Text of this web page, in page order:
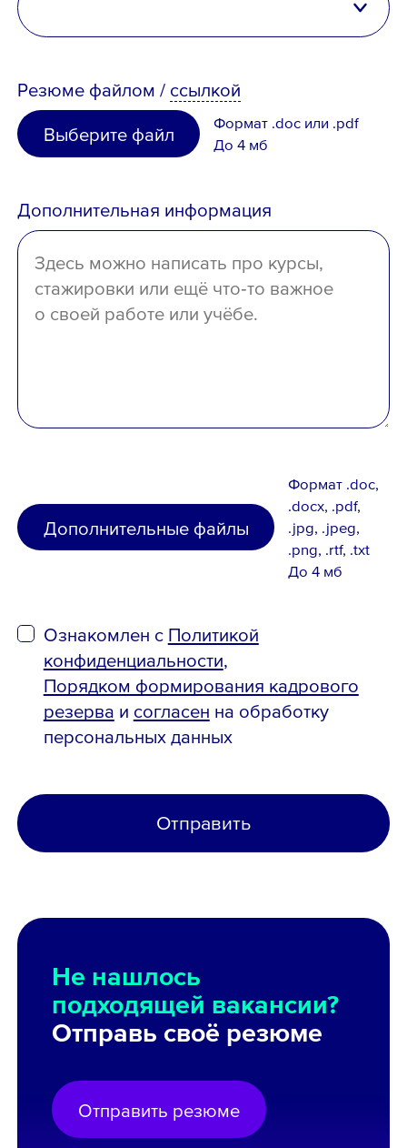
Вопрос *
резерваисогласенна обработку
Узбекистан
Иное
неполное высшее
среднее специальное
отсутствует
Резюме файлом / ссылкой
Выберите файл
Формат .doc или .pdf
До 4 мб
Дополнительная информация
Дополнительные файлы
Формат .doc,
.docx, .pdf,
.jpg, .jpeg,
.png, .rtf, .txt
До 4 мб
Ознакомлен с Политикой
конфиденциальности,
Порядком формирования кадрового
резерва и согласен на обработку
персональных данных
Отправить
Не нашлось
подходящей вакансии?
Отправь своё резюме
Отправить резюме